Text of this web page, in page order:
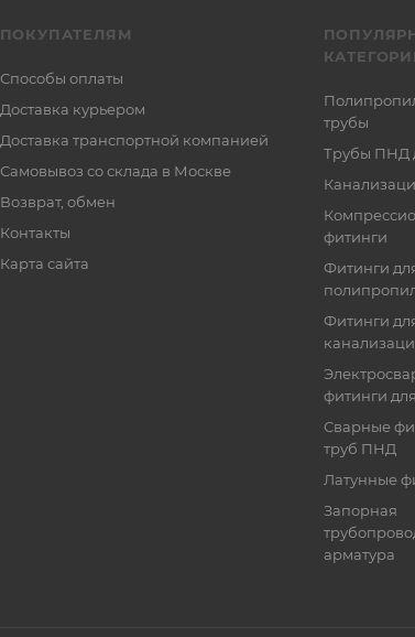
ПОКУПАТЕЛЯМ
Способы оплаты
Доставка курьером
Доставка транспортной компанией
Самовывоз со склада в Москве
Возврат, обмен
Контакты
Карта сайта
трубы
Трубы ПНД
фитинги
Фитинги
Фитинги
фитинги
Сварные
труб ПНД
Латунные
Запорная
арматура